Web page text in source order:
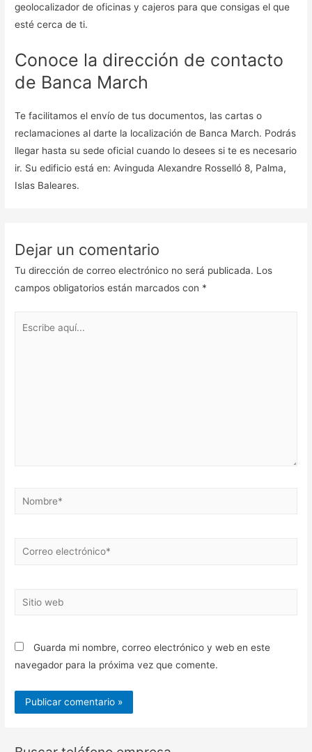
geolocalizador de oficinas y cajeros para que consigas el que
esté cerca de ti.
Conoce la dirección de contacto
de Banca March
Te facilitamos el envío de tus documentos, las cartas o
reclamaciones al darte la localización de Banca March. Podrás
llegar hasta su sede oficial cuando lo desees si te es necesario
ir. Su edificio está en: Avinguda Alexandre Rosselló 8, Palma,
Islas Baleares.
Dejar un comentario
Tu dirección de correo electrónico no será publicada. Los
campos obligatorios están marcados con *
Nombre*
Correo
Sitio
Guarda mi nombre, correo electrónico y web en este
navegador para la próxima vez que comente.